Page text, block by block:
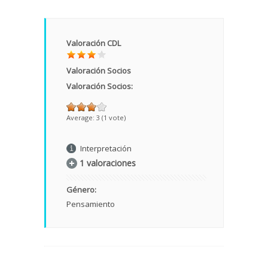
Valoración CDL
Valoración Socios
Valoración Socios:
Average: 3 (1 vote)
Interpretación
1 valoraciones
Género:
Pensamiento